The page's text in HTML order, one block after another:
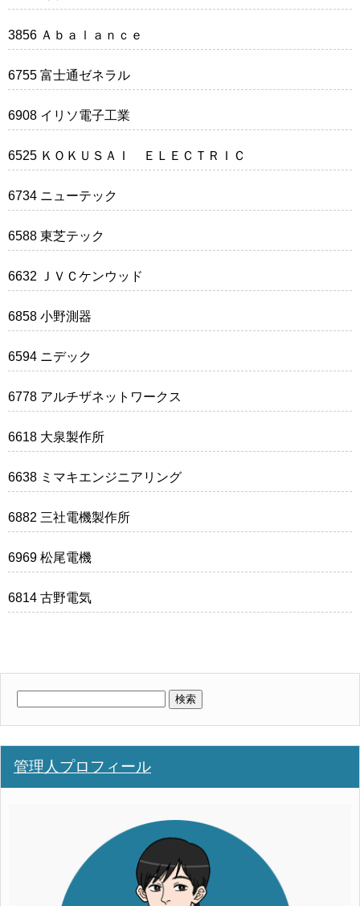
3856 Ａｂａｌａｎｃｅ
6755 富士通ゼネラル
6908 イリソ電子工業
6525 ＫＯＫＵＳＡＩ ＥＬＥＣＴＲＩＣ
6734 ニューテック
6588 東芝テック
6632 ＪＶＣケンウッド
6858 小野測器
6594 ニデック
6778 アルチザネットワークス
6618 大泉製作所
6638 ミマキエンジニアリング
6882 三社電機製作所
6969 松尾電機
6814 古野電気
管理人プロフィール